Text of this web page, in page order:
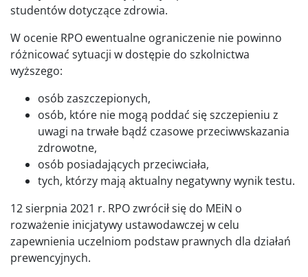
studentów dotyczące zdrowia.
W ocenie RPO ewentualne ograniczenie nie powinno
różnicować sytuacji w dostępie do szkolnictwa
wyższego:
osób zaszczepionych,
osób, które nie mogą poddać się szczepieniu z
uwagi na trwałe bądź czasowe przeciwwskazania
zdrowotne,
osób posiadających przeciwciała,
tych, którzy mają aktualny negatywny wynik testu.
12 sierpnia 2021 r. RPO zwrócił się do MEiN o
rozważenie inicjatywy ustawodawczej w celu
zapewnienia uczelniom podstaw prawnych dla działań
prewencyjnych.